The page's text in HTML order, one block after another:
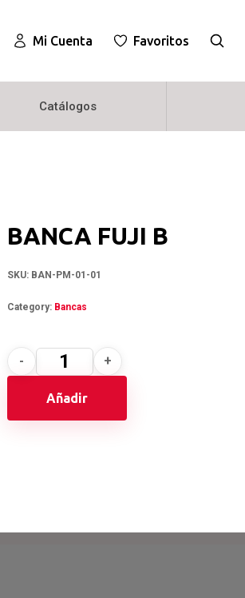
Mi Cuenta Favoritos
Catálogos
BANCA FUJI B
SKU: BAN-PM-01-01
Category: Bancas
Añadir